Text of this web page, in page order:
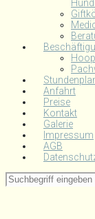
Anfahrt
Preise
Kontakt
Galerie
Impressum
AGB